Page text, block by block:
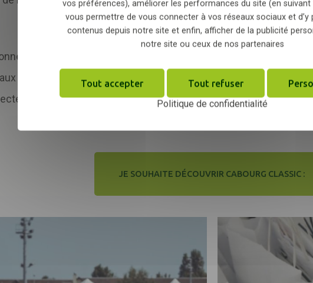
pratiques sont mises en avant grâce à des affichages
questions environnementales et liées au bien-être animal et
d'autres événements Grand Prix sont candidats au label
JE SOUHAITE DÉCOUVRIR CABOURG CLASSIC :
vos préférences), améliorer les performances du site (en suivant
vous permettre de vous connecter à vos réseaux sociaux et d’y
contenus depuis notre site et enfin, afficher de la publicité
notre site ou ceux de nos partenaires
Tout accepter Tout refuser
Politique de confidentialité